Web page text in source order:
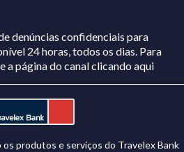
denúncias confidenciais para
24 horas, todos os dias. Para
a página do canalclicando aqui
produtos e serviços do Travelex Bank